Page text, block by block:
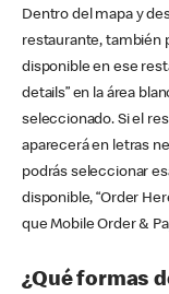
Dentro del mapa y
restaurante, también
disponible en ese
details” en la área
seleccionado. Si el
aparecerá en letras
podrás seleccionar
disponible, “Order
que Mobile Order &
¿Qué formas